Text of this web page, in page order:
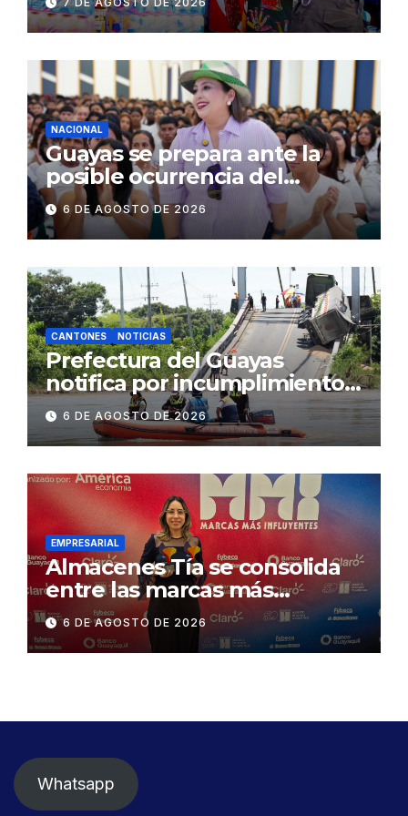
públicos de Pichincha: 684
operativos en zonas
comerciales y de
concurrencia
NACIONAL
Guayas se prepara ante la
posible ocurrencia del
fenómeno de El Niño:
Gobierno Nacional capacita a
2.500 jóvenes
6 DE AGOSTO DE 2026
CANTONES NOTICIAS
Prefectura del Guayas
notifica por incumplimiento
contractual a la
Concesionaria CONORTE y
exige celeridad en
desmontaje del puente
Gonzalo Icaza Cornejo, en
Daule
6 DE AGOSTO DE 2026
EMPRESARIAL
Almacenes Tía se consolida
entre las marcas más
influyentes del Ecuador
6 DE AGOSTO DE 2026
Whatsapp